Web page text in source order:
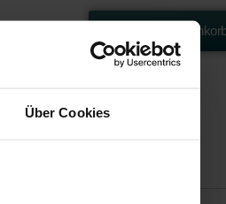
Über Cookies
In den